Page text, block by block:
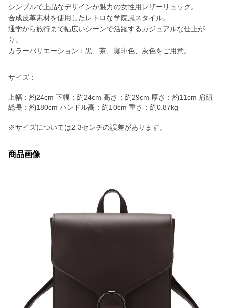
シンプルで上品なデザインが魅力の女性用レザーリュック。
合成皮革素材を使用したレトロな学院風スタイル。
通学から旅行まで幅広いシーンで活躍するカジュアルな仕上が
り。
カラーバリエーション：黒、茶、珈琲色、灰色をご用意。
サイズ：
上幅：約24cm 下幅：約24cm 高さ：約29cm 厚さ：約11cm 肩紐
総長：約180cm ハンドル高：約10cm 重さ：約0.87kg
※サイズについては2-3センチの誤差があります。
商品画像